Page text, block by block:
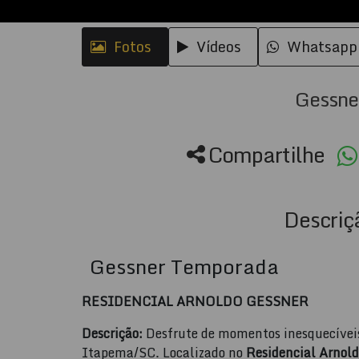
Fotos Vídeos Whatsapp
Compartilhe
Gessner Temporada
RESIDENCIAL ARNOLDO GESSNER
Descrição: Desfrute de momentos
Itapema/SC. Localizado no Residencial